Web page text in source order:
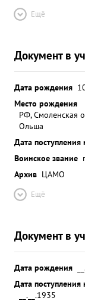
Ещё
Документ в
Дата рождения
Место рождения
РФ, Смоленская
Ольша
Дата поступления
Воинское звание
Архив ЦАМО
Ещё
Документ в
Дата рождения
Дата поступления
__.__.1935